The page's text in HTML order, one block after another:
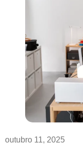
outubro 11, 2025